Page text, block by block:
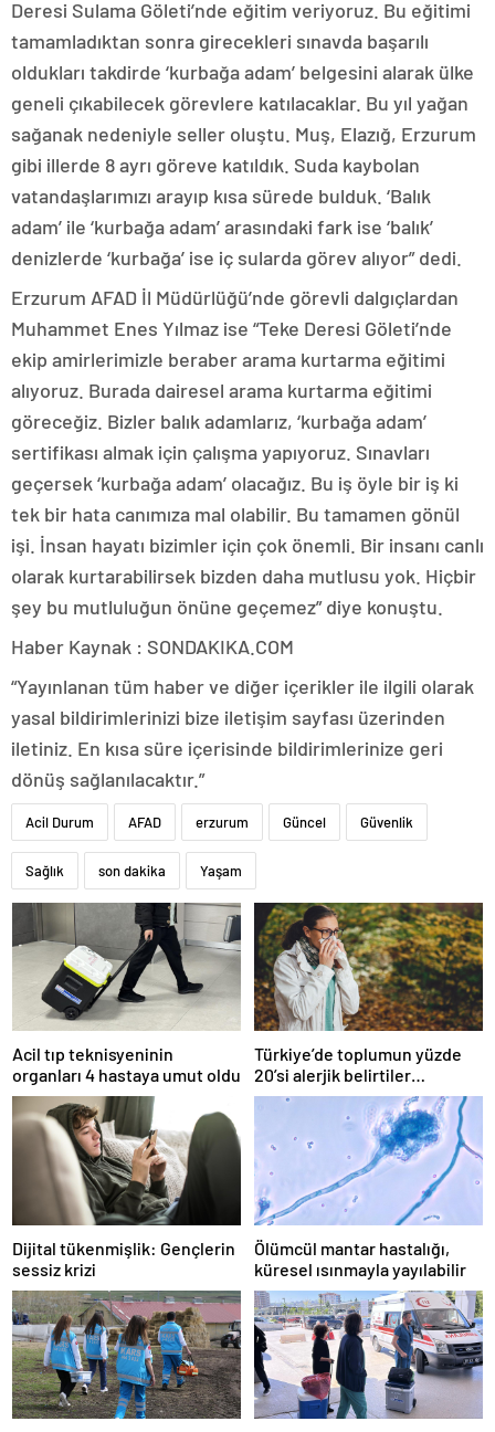
Deresi Sulama Göleti’nde eğitim veriyoruz. Bu eğitimi
tamamladıktan sonra girecekleri sınavda başarılı
oldukları takdirde ‘kurbağa adam’ belgesini alarak ülke
geneli çıkabilecek görevlere katılacaklar. Bu yıl yağan
sağanak nedeniyle seller oluştu. Muş, Elazığ, Erzurum
gibi illerde 8 ayrı göreve katıldık. Suda kaybolan
vatandaşlarımızı arayıp kısa sürede bulduk. ‘Balık
adam’ ile ‘kurbağa adam’ arasındaki fark ise ‘balık’
denizlerde ‘kurbağa’ ise iç sularda görev alıyor” dedi.
Erzurum AFAD İl Müdürlüğü’nde görevli dalgıçlardan
Muhammet Enes Yılmaz ise “Teke Deresi Göleti’nde
ekip amirlerimizle beraber arama kurtarma eğitimi
alıyoruz. Burada dairesel arama kurtarma eğitimi
göreceğiz. Bizler balık adamlarız, ‘kurbağa adam’
sertifikası almak için çalışma yapıyoruz. Sınavları
geçersek ‘kurbağa adam’ olacağız. Bu iş öyle bir iş ki
tek bir hata canımıza mal olabilir. Bu tamamen gönül
işi. İnsan hayatı bizimler için çok önemli. Bir insanı canlı
olarak kurtarabilirsek bizden daha mutlusu yok. Hiçbir
şey bu mutluluğun önüne geçemez” diye konuştu.
Haber Kaynak : SONDAKIKA.COM
“Yayınlanan tüm haber ve diğer içerikler ile ilgili olarak
yasal bildirimlerinizi bize iletişim sayfası üzerinden
iletiniz. En kısa süre içerisinde bildirimlerinize geri
dönüş sağlanılacaktır.”
Acil Durum AFAD erzurum Güncel Güvenlik
Sağlık son dakika Yaşam
Acil tıp teknisyeninin
organları 4 hastaya umut oldu
Türkiye’de toplumun yüzde
20’si alerjik belirtiler
gösteriyor
Dijital tükenmişlik: Gençlerin
sessiz krizi
Ölümcül mantar hastalığı,
küresel ısınmayla yayılabilir